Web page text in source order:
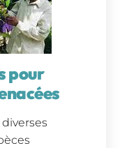
pour